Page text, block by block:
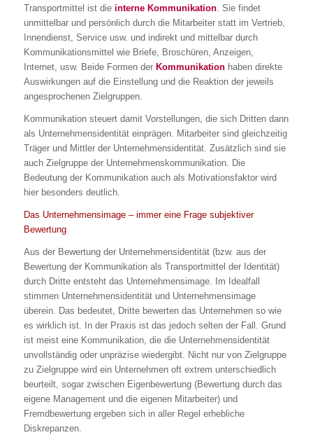
Transportmittel ist die interne Kommunikation. Sie findet
unmittelbar und persönlich durch die Mitarbeiter statt im Vertrieb,
Innendienst, Service usw. und indirekt und mittelbar durch
Kommunikationsmittel wie Briefe, Broschüren, Anzeigen,
Internet, usw. Beide Formen der Kommunikationhaben direkte
Auswirkungen auf die Einstellung und die Reaktion der jeweils
angesprochenen Zielgruppen.
Kommunikation steuert damit Vorstellungen, die sich Dritten dann
als Unternehmensidentität einprägen. Mitarbeiter sind gleichzeitig
Träger und Mittler der Unternehmensidentität. Zusätzlich sind sie
auch Zielgruppe der Unternehmenskommunikation. Die
Bedeutung der Kommunikation auch als Motivationsfaktor wird
hier besonders deutlich.
Das Unternehmensimage – immer eine Frage subjektiver
Bewertung
Aus der Bewertung der Unternehmensidentität (bzw. aus der
Bewertung der Kommunikation als Transportmittel der Identität)
durch Dritte entsteht das Unternehmensimage. Im Idealfall
stimmen Unternehmensidentität und Unternehmensimage
überein. Das bedeutet, Dritte bewerten das Unternehmen so wie
es wirklich ist. In der Praxis ist das jedoch selten der Fall. Grund
ist meist eine Kommunikation, die die Unternehmensidentität
unvollständig oder unpräzise wiedergibt. Nicht nur von Zielgruppe
zu Zielgruppe wird ein Unternehmen oft extrem unterschiedlich
beurteilt, sogar zwischen Eigenbewertung (Bewertung durch das
eigene Management und die eigenen Mitarbeiter) und
Fremdbewertung ergeben sich in aller Regel erhebliche
Diskrepanzen.